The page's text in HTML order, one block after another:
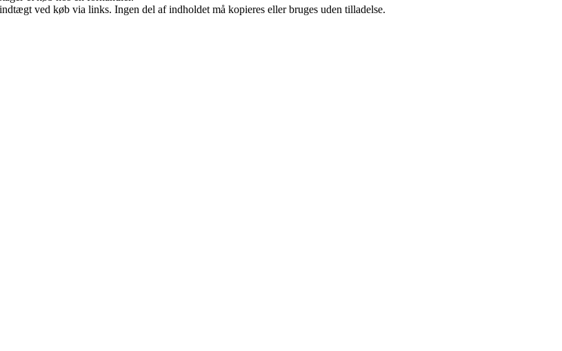
ved køb via links. Ingen del af indholdet må kopieres eller bruges uden tilladelse.